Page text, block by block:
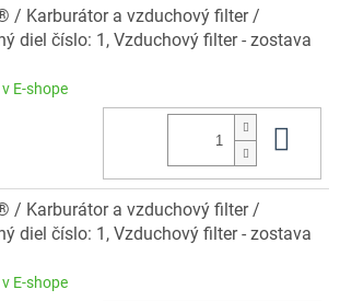
/ Karburátor a vzduchový filter /
diel číslo: 1, Vzduchový filter - zostava
E-shope
/ Karburátor a vzduchový filter /
diel číslo: 1, Vzduchový filter - zostava
E-shope